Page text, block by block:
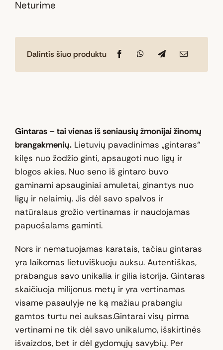
Neturime
Dalintis šiuo produktu
Gintaras – tai vienas iš seniausių žmonijai žinomų
brangakmenių.Lietuvių pavadinimas „gintaras“
kilęs nuo žodžio ginti, apsaugoti nuo ligų ir
blogos akies. Nuo seno iš gintaro buvo
gaminami apsauginiai amuletai, ginantys nuo
ligų ir nelaimių. Jis dėl savo spalvos ir
natūralaus grožio vertinamas ir naudojamas
papuošalams gaminti.
Nors ir nematuojamas karatais, tačiau gintaras
yra laikomas lietuviškuoju auksu. Autentiškas,
prabangus savo unikalia ir gilia istorija. Gintaras
skaičiuoja milijonus metų ir yra vertinamas
visame pasaulyje ne ką mažiau prabangiu
gamtos turtu nei auksas.Gintarai visų pirma
vertinami ne tik dėl savo unikalumo, išskirtinės
išvaizdos, bet ir dėl gydomųjų savybių. Per